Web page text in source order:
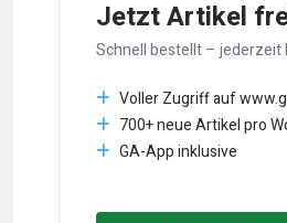
Jetzt Artikel
Schnell bestellt – jederzeit
Voller Zugriff auf
700+ neue Artikel pro
GA-App inklusive